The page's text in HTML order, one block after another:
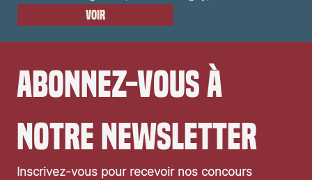
Voir
Abonnez-vous à
notre newsletter
Inscrivez-vous pour recevoir nos concours